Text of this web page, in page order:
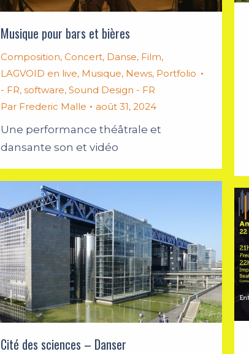
Musique pour bars et bières
Composition, Concert, Danse, Film,
LAGVOID en live, Musique, News, Portfolio
- FR, software, Sound Design - FR
Par Frederic Malle août 31, 2024
Une performance théâtrale et
dansante son et vidéo
Cité des sciences – Danser